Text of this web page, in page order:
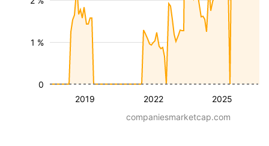
2019 2022 2025
1 %
0
companiesmarketcap.com